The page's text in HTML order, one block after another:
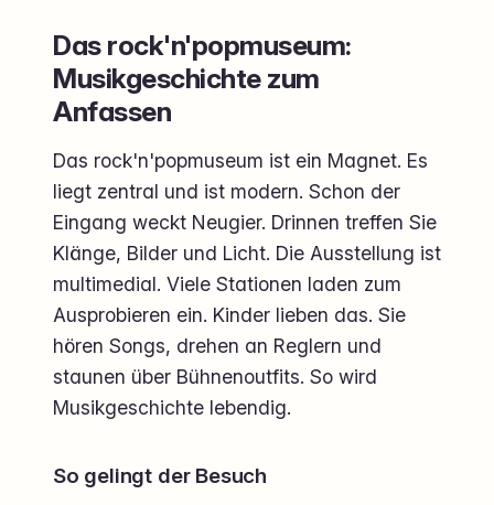
Das rock'n'popmuseum:
Musikgeschichte zum
Anfassen
Das rock'n'popmuseum ist ein Magnet. Es
liegt zentral und ist modern. Schon der
Eingang weckt Neugier. Drinnen treffen Sie
Klänge, Bilder und Licht. Die Ausstellung ist
multimedial. Viele Stationen laden zum
Ausprobieren ein. Kinder lieben das. Sie
hören Songs, drehen an Reglern und
staunen über Bühnenoutfits. So wird
Musikgeschichte lebendig.
So gelingt der Besuch